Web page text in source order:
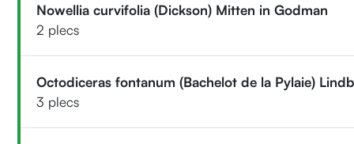
Nowellia curvifolia (Dickson) Mitten in Godman
2 plecs
Octodiceras fontanum (Bachelot de la Pylaie)
3 plecs